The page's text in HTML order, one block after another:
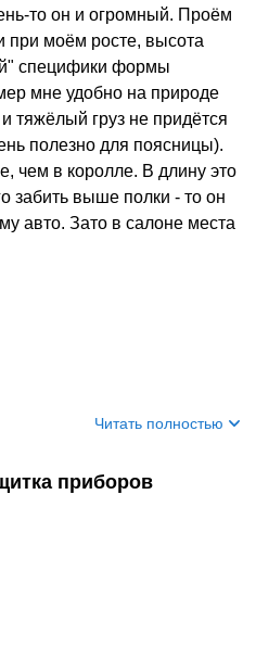
то он и огромный. Проём
при моём росте, высота
специфики формы
мне удобно на природе
тяжёлый груз не придётся
полезно для поясницы).
чем в королле. В длину это
забить выше полки - то он
авто. Зато в салоне места
Читать полностью
приборов